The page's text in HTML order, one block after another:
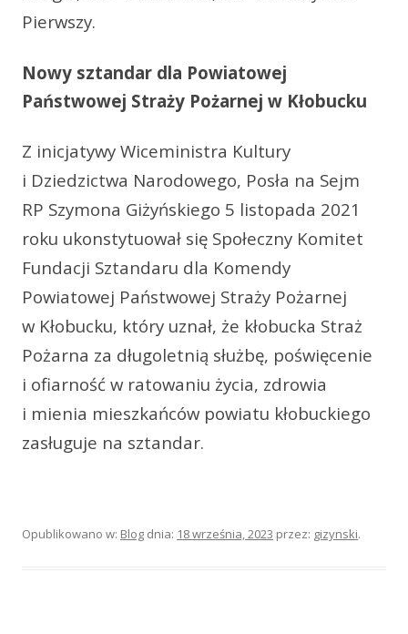
Pierwszy.
Nowy sztandar dla Powiatowej
Państwowej Straży Pożarnej w Kłobucku
Z inicjatywy Wiceministra Kultury
i Dziedzictwa Narodowego, Posła na Sejm
RP Szymona Giżyńskiego 5 listopada 2021
roku ukonstytuował się Społeczny Komitet
Fundacji Sztandaru dla Komendy
Powiatowej Państwowej Straży Pożarnej
w Kłobucku, który uznał, że kłobucka Straż
Pożarna za długoletnią służbę, poświęcenie
i ofiarność w ratowaniu życia, zdrowia
i mienia mieszkańców powiatu kłobuckiego
zasługuje na sztandar.
Opublikowano w: Blog dnia: 18 września, 2023 przez: gizynski.